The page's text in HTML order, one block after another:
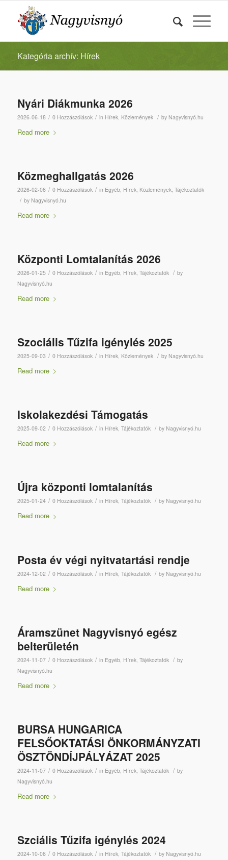
Kategória archív: Hírek
Nyári Diákmunka 2026
2026-06-18 / 0 Hozzászólások / in Hírek, Közlemények / by Nagyvisnyó.hu
Read more
Közmeghallgatás 2026
2026-02-06 / 0 Hozzászólások / in Egyéb, Hírek, Közlemények, Tájékoztatók
/ by Nagyvisnyó.hu
Read more
Központi Lomtalanítás 2026
2026-01-25 / 0 Hozzászólások / in Egyéb, Hírek, Tájékoztatók / by
Nagyvisnyó.hu
Read more
Szociális Tűzifa igénylés 2025
2025-09-03 / 0 Hozzászólások / in Hírek, Közlemények / by Nagyvisnyó.hu
Read more
Iskolakezdési Támogatás
2025-09-02 / 0 Hozzászólások / in Hírek, Tájékoztatók / by Nagyvisnyó.hu
Read more
Újra központi lomtalanítás
2025-01-24 / 0 Hozzászólások / in Hírek, Tájékoztatók / by Nagyvisnyó.hu
Read more
Posta év végi nyitvatartási rendje
2024-12-02 / 0 Hozzászólások / in Hírek, Tájékoztatók / by Nagyvisnyó.hu
Read more
Áramszünet Nagyvisnyó egész
belterületén
2024-11-07 / 0 Hozzászólások / in Egyéb, Hírek, Tájékoztatók / by
Nagyvisnyó.hu
Read more
BURSA HUNGARICA
FELSŐOKTATÁSI ÖNKORMÁNYZATI
ÖSZTÖNDÍJPÁLYÁZAT 2025
2024-11-07 / 0 Hozzászólások / in Egyéb, Hírek, Tájékoztatók / by
Nagyvisnyó.hu
Read more
Szciális Tűzifa igénylés 2024
2024-10-06 / 0 Hozzászólások / in Hírek, Tájékoztatók / by Nagyvisnyó.hu